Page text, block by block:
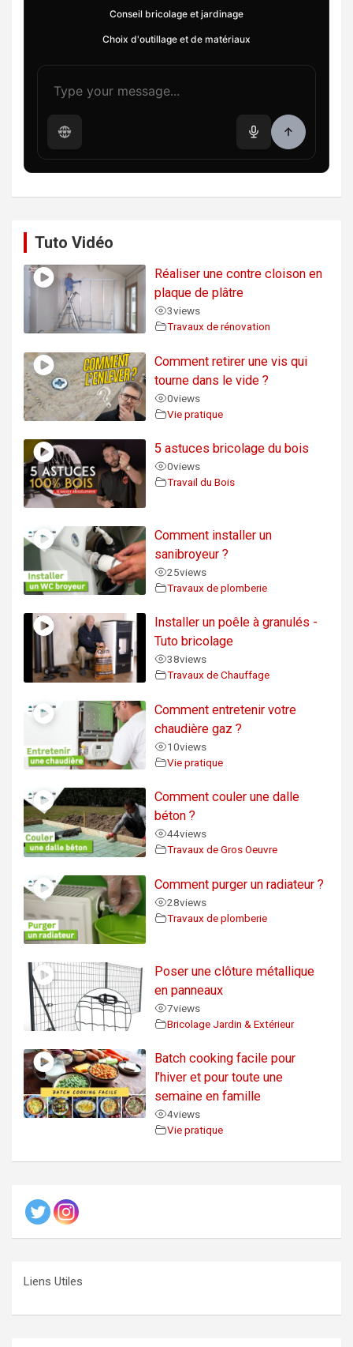
Conseil bricolage et jardinage
Choix d'outillage et de matériaux
Tuto Vidéo
Réaliser une contre cloison en
plaque de plâtre
3views
Travaux de rénovation
Comment retirer une vis qui
tourne dans le vide ?
0views
Vie pratique
5 astuces bricolage du bois
0views
Travail du Bois
Comment installer un
sanibroyeur ?
25views
Travaux de plomberie
Installer un poêle à granulés -
Tuto bricolage
38views
Travaux de Chauffage
Comment entretenir votre
chaudière gaz ?
10views
Vie pratique
Comment couler une dalle
béton ?
44views
Travaux de Gros Oeuvre
Comment purger un radiateur ?
28views
Travaux de plomberie
Poser une clôture métallique
en panneaux
7views
Bricolage Jardin & Extérieur
Batch cooking facile pour
l’hiver et pour toute une
semaine en famille
4views
Vie pratique
Liens Utiles